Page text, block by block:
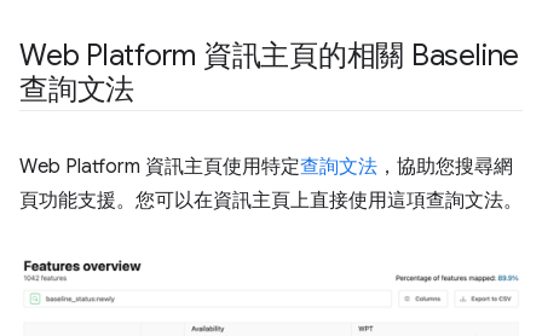
Web Platform 資訊主頁的相關 Baseline
查詢文法
Web Platform 資訊主頁使用特定查詢文法 ，協助您搜尋網
頁功能支援。您可以在資訊主頁上直接使用這項查詢文法。